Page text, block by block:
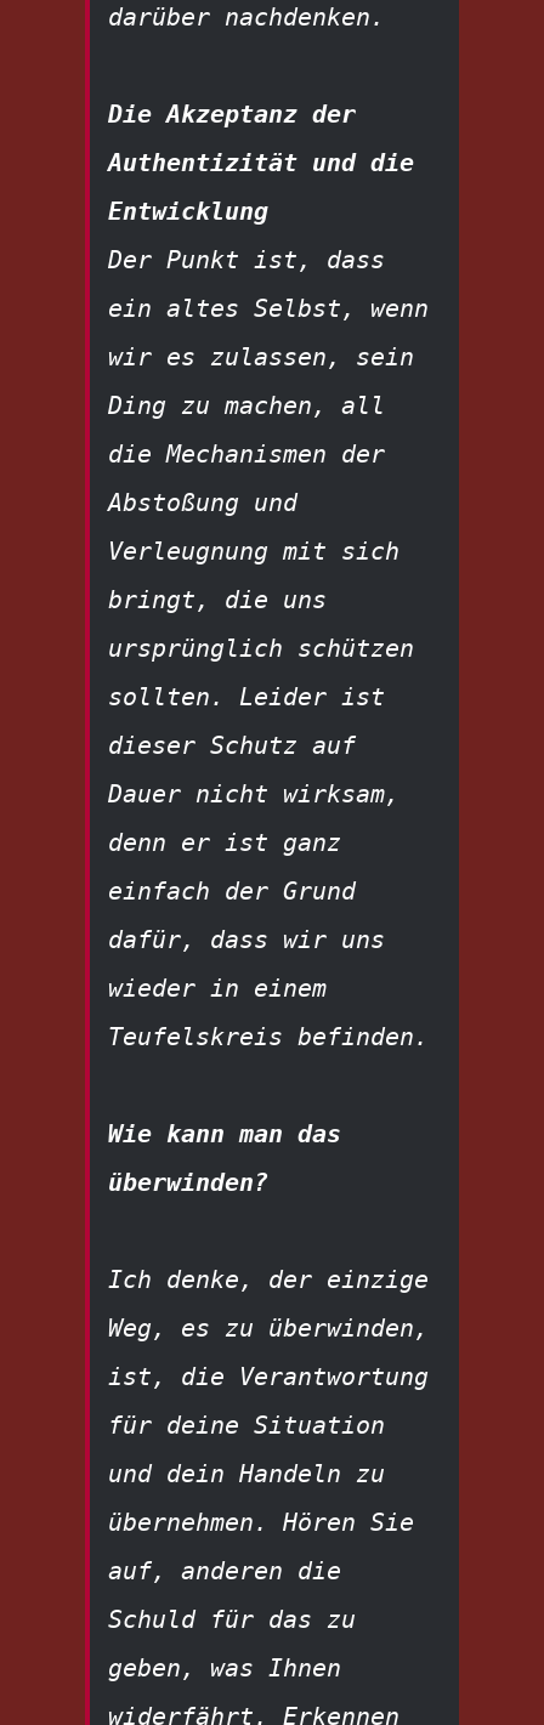
darüber nachdenken.
Die Akzeptanz der
Authentizität und die
Entwicklung
Der Punkt ist, dass
ein altes Selbst, wenn
wir es zulassen, sein
Ding zu machen, all
die Mechanismen der
Abstoßung und
Verleugnung mit sich
bringt, die uns
ursprünglich schützen
sollten. Leider ist
dieser Schutz auf
Dauer nicht wirksam,
denn er ist ganz
einfach der Grund
dafür, dass wir uns
wieder in einem
Teufelskreis befinden.
Wie kann man das
überwinden?
Ich denke, der einzige
Weg, es zu überwinden,
ist, die Verantwortung
für deine Situation
und dein Handeln zu
übernehmen. Hören Sie
auf, anderen die
Schuld für das zu
geben, was Ihnen
widerfährt. Erkennen